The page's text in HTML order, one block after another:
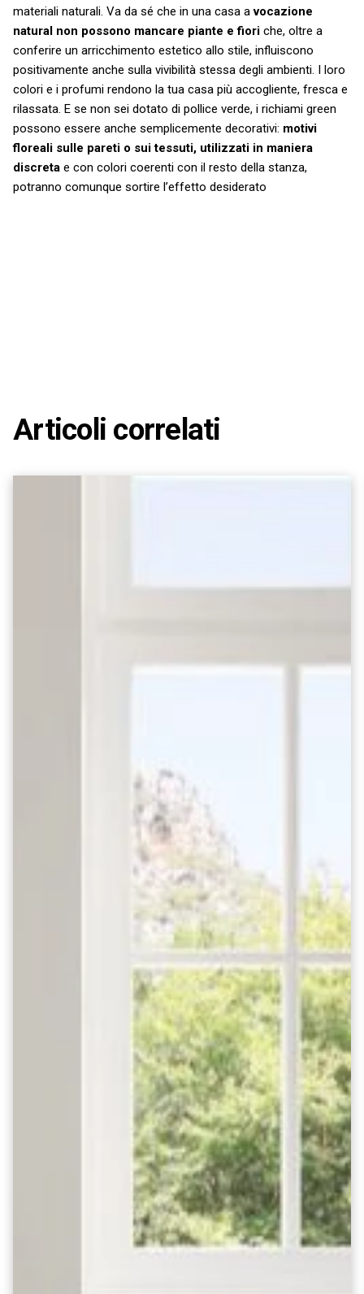
materiali naturali. Va da sé che in una casa avocazione
natural non possono mancare piante e fiori che, oltre a
conferire un arricchimento estetico allo stile, influiscono
positivamente anche sulla vivibilità stessa degli ambienti. I loro
colori e i profumi rendono la tua casa più accogliente, fresca e
rilassata. E se non sei dotato di pollice verde, i richiami green
possono essere anche semplicemente decorativi: motivi
floreali sulle pareti o sui tessuti, utilizzati in maniera
discreta e con colori coerenti con il resto della stanza,
potranno comunque sortire l’effetto desiderato
Articoli correlati